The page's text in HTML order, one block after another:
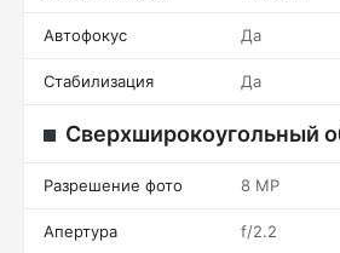
Автофокус Да
Стабилизация Да
Сверхширокоугольный
Разрешение фото 8 MP
Апертура f/2.2